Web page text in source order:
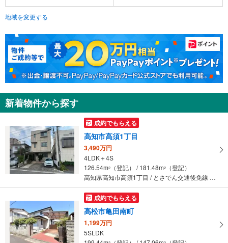
地域を変更する
新着物件から探す
成約でもらえる
高知市高須1丁目
3,490万円
4LDK＋4S
126.54m2 （登記） / 181.48m2
（登記）
高知県高知市高須1丁目 / とさでん交通後免線 「介良通」駅 徒歩4分
成約でもらえる
高松市亀田南町
1,199万円
5SLDK